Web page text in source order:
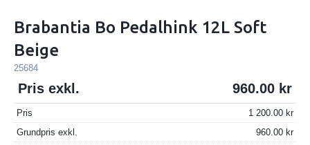
Brabantia Bo Pedalhink 12L Soft
Beige
25684
Pris exkl. 960.00
Pris
1 200.00
Grundpris exkl.
960.00